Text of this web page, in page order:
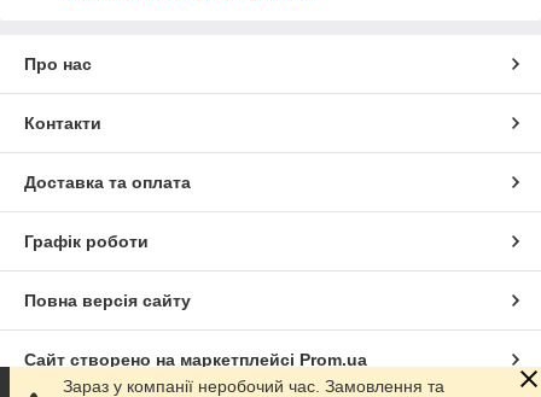
Про нас
Контакти
Доставка та оплата
Графік роботи
Повна версія сайту
Сайт створено на маркетплейсі Prom.ua
Зараз у компанії неробочий час. Замовлення та